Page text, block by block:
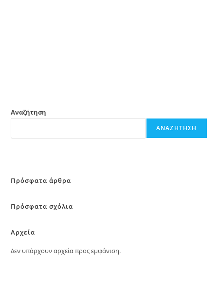
Αναζήτηση
ΑΝΑΖΉΤΗΣΗ
Πρόσφατα άρθρα
Πρόσφατα σχόλια
Αρχεία
Δεν υπάρχουν αρχεία προς εμφάνιση.